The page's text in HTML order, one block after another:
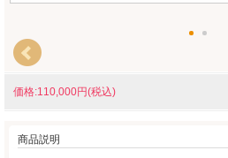
価格:110,000円(税込)
商品説明